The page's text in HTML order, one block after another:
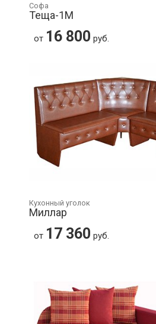
Софа
Теща-1М
от 16 800 руб.
Кухонный уголок
Миллар
от 17 360 руб.